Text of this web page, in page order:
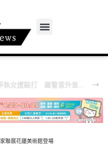
網友相約摩鐵愛愛因戴不戴套爭執女遭毆打 羅警意外查獲改造手槍送辦
聯展花蓮美術館登場